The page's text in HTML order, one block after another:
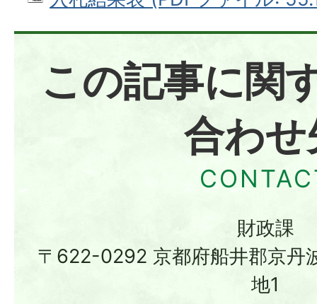
この記事に関
合わせ
財政課
〒622-0292 京都府船井郡京丹
地1